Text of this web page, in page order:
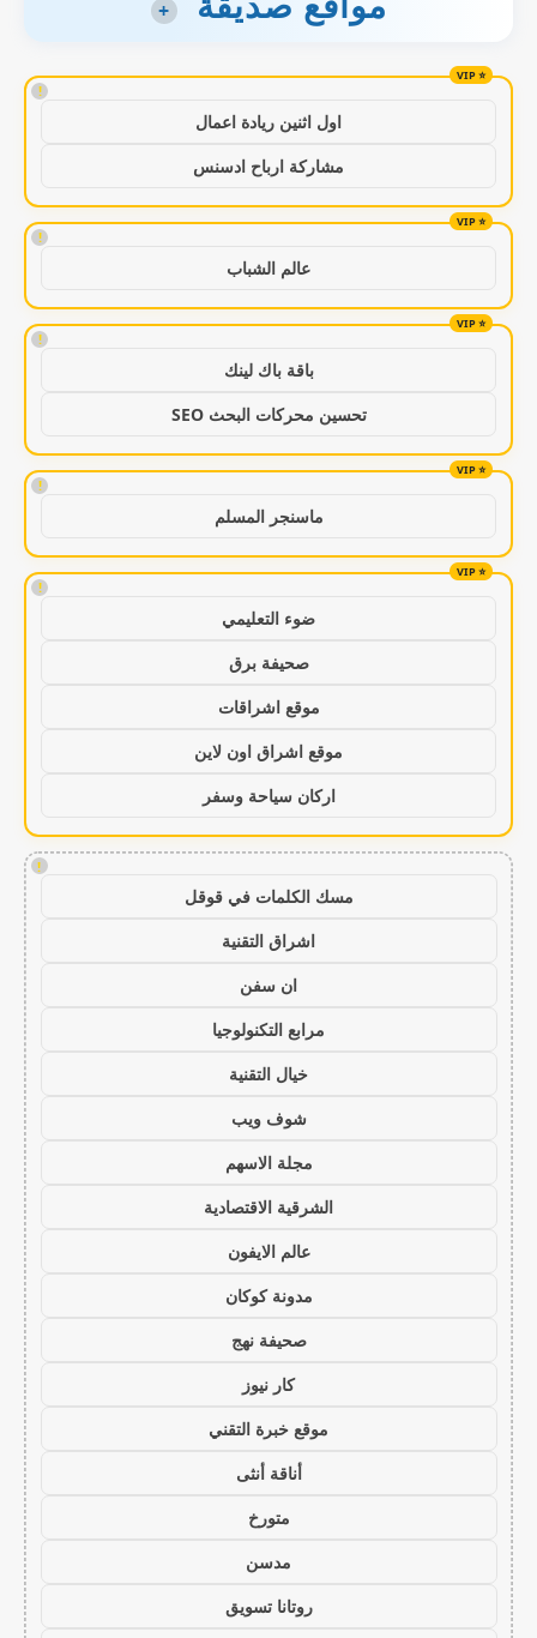
+
!
اول اثنين ريادة اعمال
مشاركة ارباح ادسنس
!
عالم الشباب
!
باقة باك لينك
تحسين محركات البحث SEO
!
ماسنجر المسلم
!
ضوء التعليمي
صحيفة برق
موقع اشراقات
موقع اشراق اون لاين
اركان سياحة وسفر
!
مسك الكلمات في قوقل
اشراق التقنية
ان سفن
مرابع التكنولوجيا
خيال التقنية
شوف ويب
مجلة الاسهم
الشرقية الاقتصادية
عالم الايفون
مدونة كوكان
صحيفة نهج
كار نيوز
موقع خبرة التقني
أناقة أنثى
متورخ
مدسن
روتانا تسويق